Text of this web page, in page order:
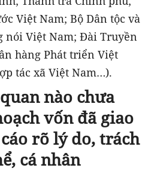
Việt Nam; Bộ Dân tộc và
nói Việt Nam; Đài Truyền
hàng Phát triển Việt
tác xã Việt Nam…).
nào chưa
vốn đã giao
rõ lý do, trách
cá nhân